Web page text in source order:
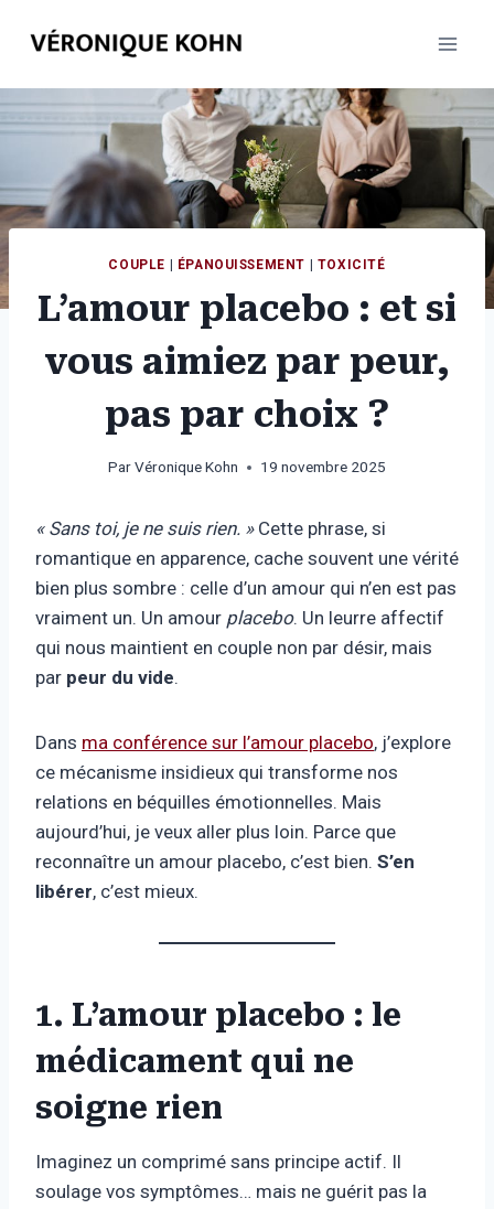
COUPLE ÉPANOUISSEMENT TOXICITÉ
L’amour placebo : et si
vous aimiez par peur,
pas par choix ?
ParVéronique Kohn 19 novembre 2025
« Sans toi, je ne suis rien. »Cette phrase, si
romantique en apparence, cache souvent une vérité
bien plus sombre : celle d’un amour qui n’en est pas
vraiment un. Un amour placebo. Un leurre affectif
qui nous maintient en couple non par désir, mais
par peur du vide.
Dans ma conférence sur l’amour placebo, j’explore
ce mécanisme insidieux qui transforme nos
relations en béquilles émotionnelles. Mais
aujourd’hui, je veux aller plus loin. Parce que
reconnaître un amour placebo, c’est bien. S’en
libérer, c’est mieux.
1. L’amour placebo : le
médicament qui ne
soigne rien
Imaginez un comprimé sans principe actif. Il
soulage vos symptômes… mais ne guérit pas la